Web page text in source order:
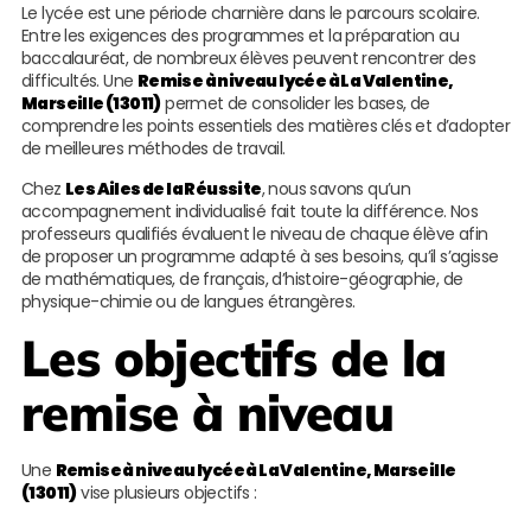
Le lycée est une période charnière dans le parcours scolaire.
Entre les exigences des programmes et la préparation au
baccalauréat, de nombreux élèves peuvent rencontrer des
difficultés. Une Remise à niveau lycée à La Valentine,
Marseille (13011)permet de consolider les bases, de
comprendre les points essentiels des matières clés et d’adopter
de meilleures méthodes de travail.
Chez Les Ailes de la Réussite, nous savons qu’un
accompagnement individualisé fait toute la différence. Nos
professeurs qualifiés évaluent le niveau de chaque élève afin
de proposer un programme adapté à ses besoins, qu’il s’agisse
de mathématiques, de français, d’histoire-géographie, de
physique-chimie ou de langues étrangères.
Les objectifs de la
remise à niveau
Une Remise à niveau lycée à La Valentine, Marseille
(13011)vise plusieurs objectifs :